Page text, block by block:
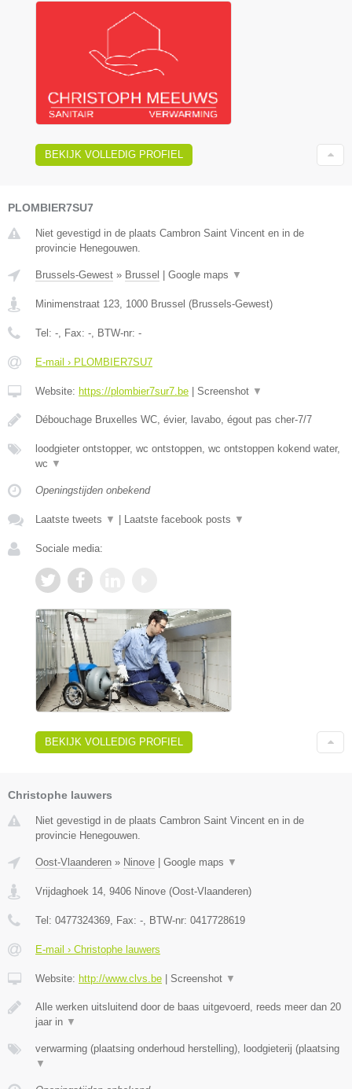
BEKIJK VOLLEDIG PROFIEL
PLOMBIER7SU7
Niet gevestigd in de plaats Cambron Saint Vincent en in de
provincie Henegouwen.
Brussels-Gewest » Brussel Google maps ▼
Minimenstraat 123, 1000 Brussel (Brussels-Gewest)
Tel: -, Fax: -, BTW-nr: -
E-mail › PLOMBIER7SU7
Website: https://plombier7sur7.be Screenshot ▼
Débouchage Bruxelles WC, évier, lavabo, égout pas cher-7/7
loodgieter ontstopper, wc ontstoppen, wc ontstoppen kokend water,
wc ▼
Openingstijden onbekend
Laatste tweets ▼ Laatste facebook posts ▼
Sociale media:
BEKIJK VOLLEDIG PROFIEL
Christophe lauwers
Niet gevestigd in de plaats Cambron Saint Vincent en in de
provincie Henegouwen.
Oost-Vlaanderen » Ninove Google maps ▼
Vrijdaghoek 14, 9406 Ninove (Oost-Vlaanderen)
Tel: 0477324369, Fax: -, BTW-nr: 0417728619
E-mail › Christophe lauwers
Website: http://www.clvs.be Screenshot ▼
Alle werken uitsluitend door de baas uitgevoerd, reeds meer dan 20
jaar in ▼
verwarming (plaatsing onderhoud herstelling), loodgieterij (plaatsing
▼